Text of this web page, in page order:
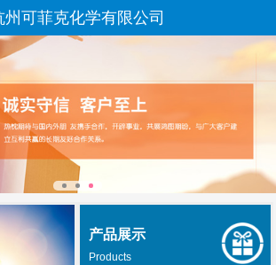
州可菲克化学有限公司
产品展示
Products